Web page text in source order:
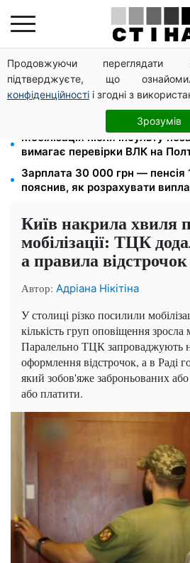
Продовжуючи переглядати
підтверджуєте, що
конфіденційності і згодні з
Зрозумів
Тарифи на воду злетіли до
сягнути 15 грн: комунальні
Субсидії скасують, пільги на
ПФУ перевіряє доходи
Мобілізація після інсульту
вимагає перевірки ВЛК на
Зарплата 30 000 грн — пенсія
пояснив, як розрахувати
Київ накрила хвиля
мобілізації: ТЦК
а правила
Автор: Адріана Нікітіна
У столиці різко посилили
кількість груп оповіщення
Паралельно ТЦК запроваджують
оформлення відстрочок, а в Раді
який зобов'яже заброньованих
або платити.